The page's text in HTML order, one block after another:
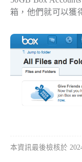
箱，他們就可以獲
本資訊最後檢核於